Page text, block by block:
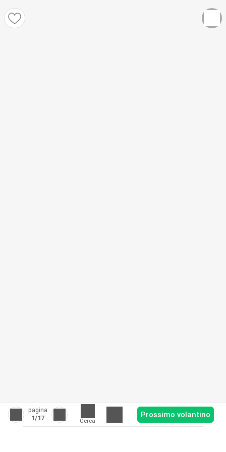
pagina
1/17 Cerca
Prossimo volantino